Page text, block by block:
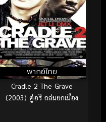
พากย์ไทย
Cradle 2 The Grave
(2003) คู่อริ ถล่มยกเมือง